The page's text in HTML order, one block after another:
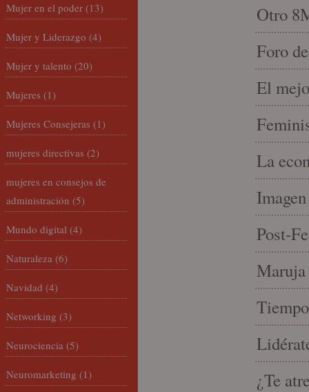
Otro
Foro
El
La
Post-
Maruja
¿Te
Mujer en el poder (13)
Mujer y Liderazgo (4)
Mujer y talento (20)
Mujeres (1)
Mujeres Consejeras (1)
mujeres directivas (2)
mujeres en consejos de
administración (5)
Mundo digital (4)
Naturaleza (6)
Navidad (4)
Networking (3)
Neurociencia (5)
Neuromarketing (1)